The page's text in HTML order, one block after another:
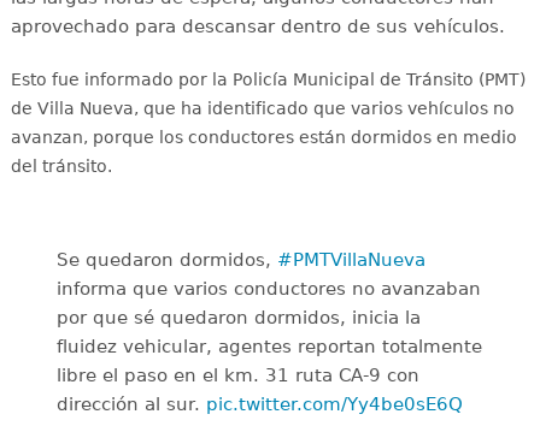
aprovechado para descansar dentro de sus vehículos.
Esto fue informado por la Policía Municipal de Tránsito (PMT)
de Villa Nueva, que ha identificado que varios vehículos no
avanzan, porque los conductores están dormidos en medio
del tránsito.
Se quedaron dormidos, #PMTVillaNueva
informa que varios conductores no avanzaban
por que sé quedaron dormidos, inicia la
fluidez vehicular, agentes reportan totalmente
libre el paso en el km. 31 ruta CA-9 con
dirección al sur. pic.twitter.com/Yy4be0sE6Q